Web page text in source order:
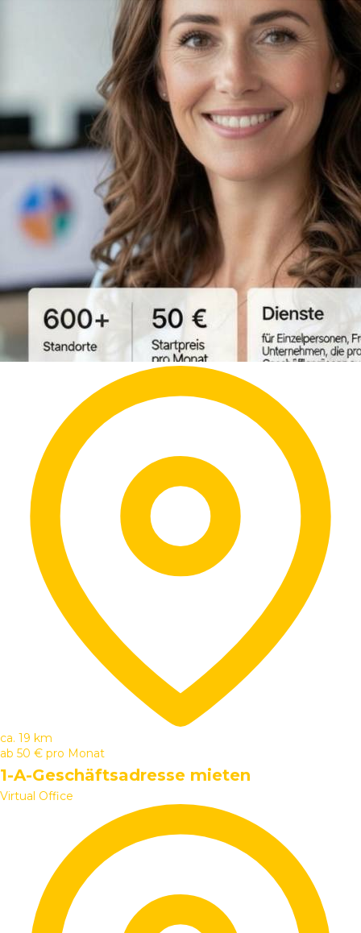
ca. 19 km
ab 50 € pro Monat
1-A-Geschäftsadresse mieten
Virtual Office